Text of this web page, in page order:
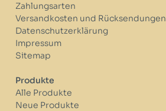
Zahlungsarten
Versandkosten und Rücksendungen
Datenschutzerklärung
Impressum
Sitemap
Produkte
Alle Produkte
Neue Produkte